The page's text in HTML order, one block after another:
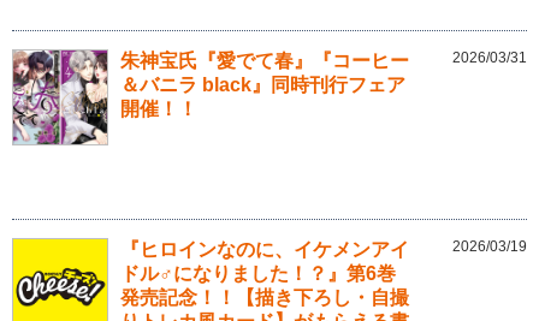
朱神宝氏『愛でて春』『コーヒー
＆バニラ black』同時刊行フェア
開催！！
2026/03/31
『ヒロインなのに、イケメンアイ
ドル♂になりました！？』第6巻
発売記念！！【描き下ろし・自撮
2026/03/19